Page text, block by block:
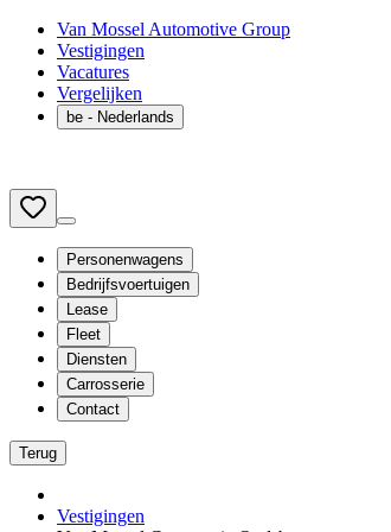
Van Mossel Automotive Group
Vestigingen
Vacatures
Vergelijken
be - Nederlands
Personenwagens
Bedrijfsvoertuigen
Lease
Fleet
Diensten
Carrosserie
Contact
Terug
Vestigingen